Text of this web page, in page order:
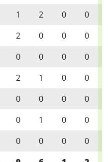
1 2 0 0
2 0 0 0
0 0 0 0
2 1 0 0
0 0 0 0
0 1 0 0
0 0 0 0